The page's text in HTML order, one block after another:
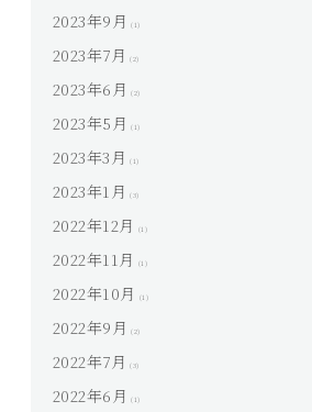
2023年9月 (1)
2023年7月 (2)
2023年6月 (2)
2023年5月 (1)
2023年3月 (1)
2023年1月 (3)
2022年12月 (1)
2022年11月 (1)
2022年10月 (1)
2022年9月 (2)
2022年7月 (3)
2022年6月 (1)